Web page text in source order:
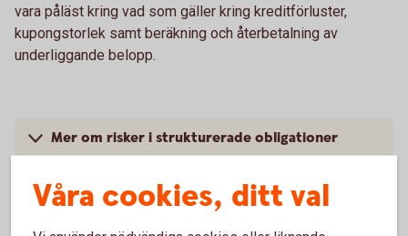
vara påläst kring vad som gäller kring kreditförluster,
kupongstorlek samt beräkning och återbetalning av
underliggande belopp.
Mer om risker i strukturerade obligationer
För- och nackdelar med
Våra cookies, ditt val